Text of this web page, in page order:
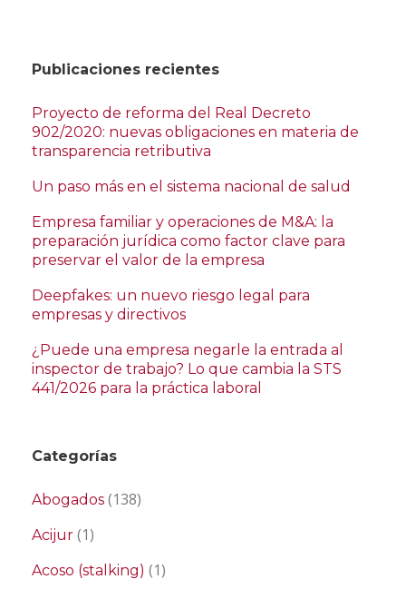
Publicaciones recientes
Proyecto de reforma del Real Decreto
902/2020: nuevas obligaciones en materia de
transparencia retributiva
Un paso más en el sistema nacional de salud
Empresa familiar y operaciones de M&A: la
preparación jurídica como factor clave para
preservar el valor de la empresa
Deepfakes: un nuevo riesgo legal para
empresas y directivos
¿Puede una empresa negarle la entrada al
inspector de trabajo? Lo que cambia la STS
441/2026 para la práctica laboral
Categorías
Abogados (138)
Acijur (1)
Acoso (stalking) (1)